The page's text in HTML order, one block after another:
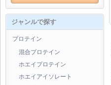
ジャンルで探す
プロテイン
混合プロテイン
ホエイプロテイン
ホエイアイソレート